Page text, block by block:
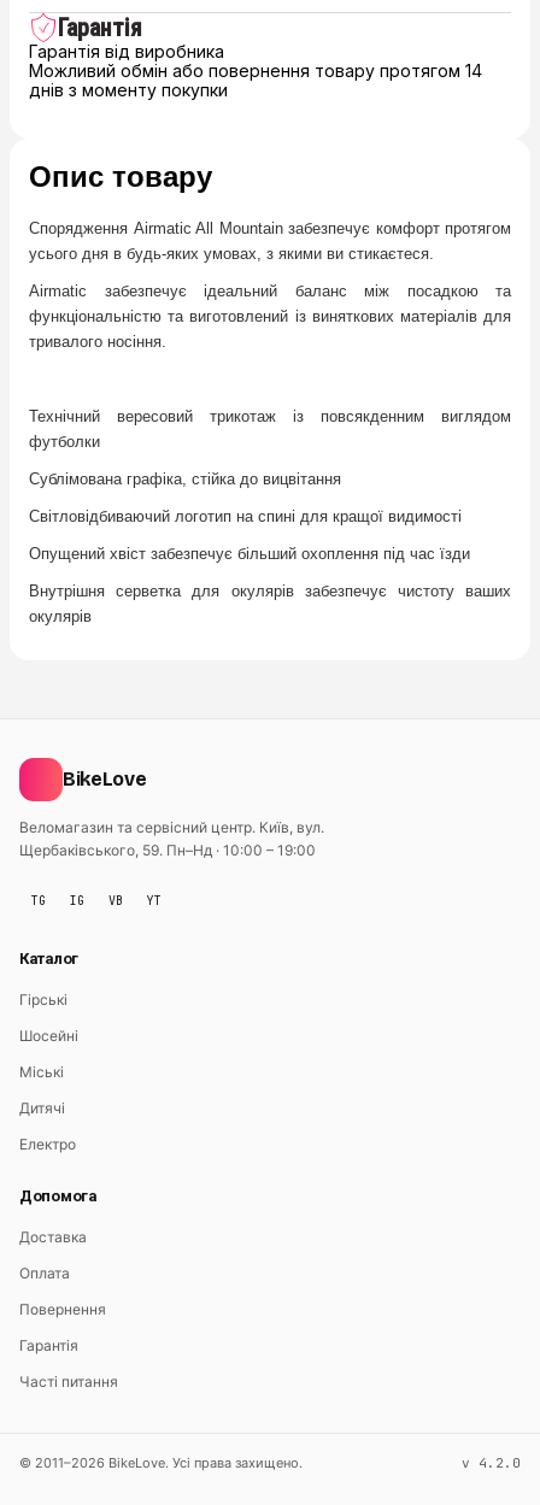
Гарантія
Гарантія від виробника
Можливий обмін або повернення товару протягом 14
днів з моменту покупки
Опис товару
Спорядження Airmatic All Mountain забезпечує комфорт протягом
усього дня в будь-яких умовах, з якими ви стикаєтеся.
Airmatic забезпечує ідеальний баланс між посадкою та
функціональністю та виготовлений із виняткових матеріалів для
тривалого носіння.
Технічний вересовий трикотаж із повсякденним виглядом
футболки
Сублімована графіка, стійка до вицвітання
Світловідбиваючий логотип на спині для кращої видимості
Опущений хвіст забезпечує більший охоплення під час їзди
Внутрішня серветка для окулярів забезпечує чистоту ваших
окулярiв
BikeLove
Веломагазин та сервісний центр. Київ, вул.
Щербаківського, 59. Пн–Нд · 10:00 – 19:00
TG IG VB YT
Каталог
Гірські
Шосейні
Міські
Дитячі
Електро
Допомога
Доставка
Оплата
Повернення
Гарантія
Часті питання
© 2011–2026 BikeLove. Усі права захищено. v 4.2.0